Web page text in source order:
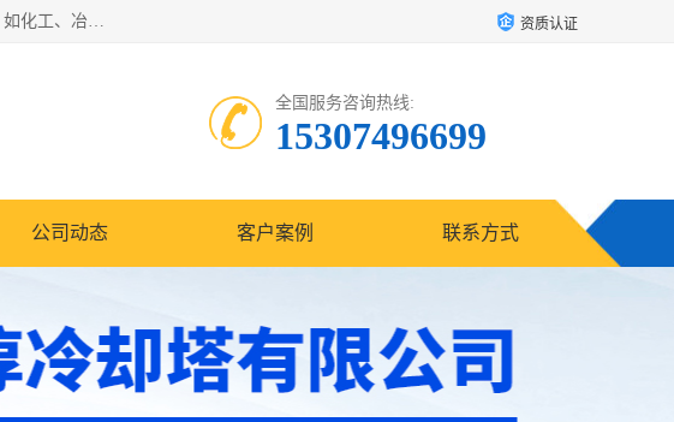
冷却塔广泛应用于工业、电力行业、空调系统等领域。在电力行业中，用于冷却发电机组的循环水；在工业生产中，如化工、冶金等行业，可降低生产过程中产生的热量；在空调系统中，为空调设备提供冷却水源 资质认证
全国服务咨询热线:
15307496699
公司动态 客户案例 联系方式